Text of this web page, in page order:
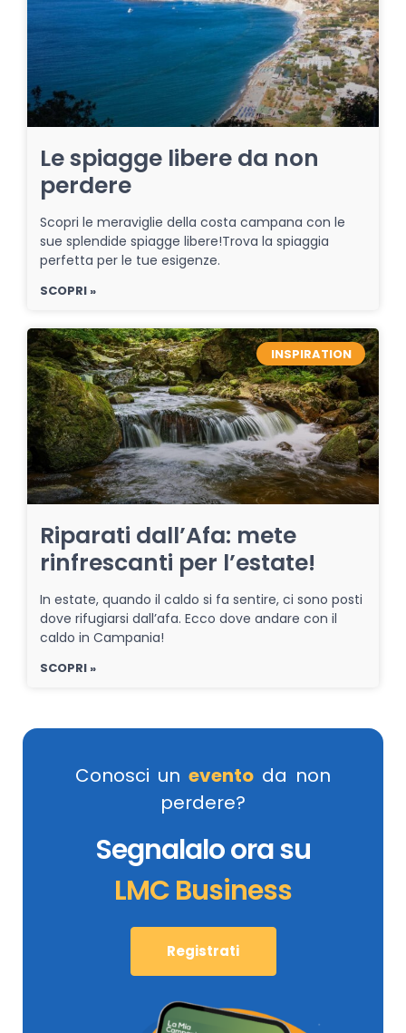
Le spiagge libere da non
perdere
Scopri le meraviglie della costa campana con le
sue splendide spiagge libere!Trova la spiaggia
perfetta per le tue esigenze.
SCOPRI »
INSPIRATION
Riparati dall’Afa: mete
rinfrescanti per l’estate!
In estate, quando il caldo si fa sentire, ci sono posti
dove rifugiarsi dall’afa. Ecco dove andare con il
caldo in Campania!
SCOPRI »
Conosci un evento da non
perdere?
Segnalalo ora su
LMC Business
Registrati